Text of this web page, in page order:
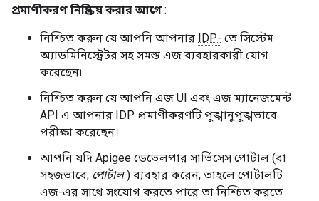
প্রমাণীকরণ নিষ্ক্রিয় করার আগে :
নিশ্চিত করুন যে আপনি আপনার IDP- তে সিস্টেম
অ্যাডমিনিস্ট্রেটর সহ সমস্ত এজ ব্যবহারকারী যোগ
করেছেন৷
নিশ্চিত করুন যে আপনি এজ UI এবং এজ ম্যানেজমেন্ট
API এ আপনার IDP প্রমাণীকরণটি পুঙ্খানুপুঙ্খভাবে
পরীক্ষা করেছেন।
আপনি যদি Apigee ডেভেলপার সার্ভিসেস পোর্টাল (বা
সহজভাবে, পোর্টাল) ব্যবহার করেন, তাহলে পোর্টালটি
এজ-এর সাথে সংযোগ করতে পারে তা নিশ্চিত করতে